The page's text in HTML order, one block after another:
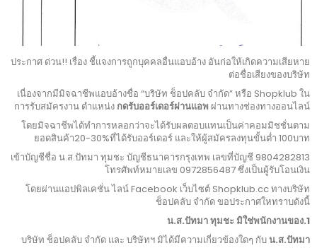
ประกาศ ด่วน!! เรื่อง ชี้แจงการถูกบุคคลอื่นแอบอ้าง อันก่อให้เกิดความเสียหาย
ต่อชื่อเสียงของบริษัท
เนื่องจากมีมิจฉาชีพแอบอ้างชื่อ “บริษัท ช็อปคลับ จำกัด” หรือ Shopklub ใน
การรับสมัครงาน ตำแหน่ง กดรับออร์เดอร์ผ่านแอพ ผ่านทางช่องทางออนไลน์
โดยมิจฉาชีพได้ทำการหลอกว่าจะได้รับผลตอบแทนเป็นค่าคอมมิชชั่นตาม
ยอดสินค้า20-30%ที่ได้รับออร์เดอร์ และให้ผู้สมัครลงทุนขั้นต่ำ 100บาท
เข้าบัญชีชื่อ น.ส.ปัทมา ทุมชะ บัญชีธนาคารกรุงเทพ เลขที่บัญชี 9804282813
โทรศัพท์หมายเลข 0972856487 ซึ่งเป็นผู้รับโอนเงิน
โดยผ่านแอปพิลเคชั่น ไลน์ Facebook เว็บไซต์ Shopklub.cc ทางบริษัท
ช็อปคลับ จำกัด ขอประกาศใหทราบดังนี้
1.น.ส.ปัทมา ทุมชะ มิใช่พนักงานของ
บริษัท ช็อปคลับ จำกัด และ บริษัทฯ มิได้มีความเกี่ยวข้องใดๆ กับน.ส.ปัทมา